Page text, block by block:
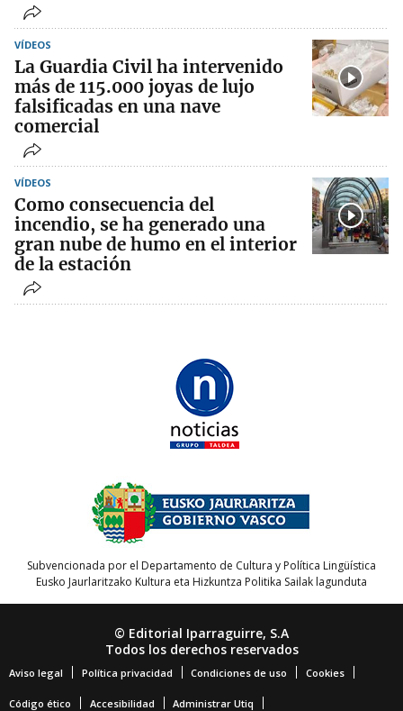
VÍDEOS
La Guardia Civil ha intervenido
más de 115.000 joyas de lujo
falsificadas en una nave
comercial
VÍDEOS
Como consecuencia del
incendio, se ha generado una
gran nube de humo en el interior
de la estación
Subvencionada por el Departamento de Cultura y Política Lingüística
Eusko Jaurlaritzako Kultura eta Hizkuntza Politika Sailak lagunduta
© Editorial Iparraguirre, S.A
Todos los derechos reservados
Aviso legal Política privacidad Condiciones de uso Cookies
Código ético Accesibilidad Administrar Utiq